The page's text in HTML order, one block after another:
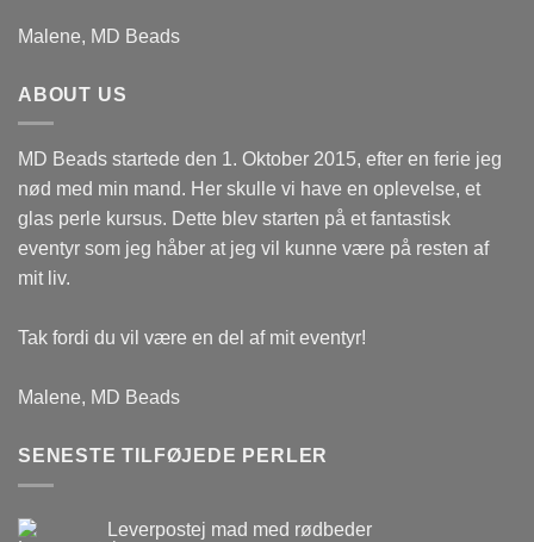
Malene, MD Beads
ABOUT US
MD Beads startede den 1. Oktober 2015, efter en ferie jeg
nød med min mand. Her skulle vi have en oplevelse, et
glas perle kursus. Dette blev starten på et fantastisk
eventyr som jeg håber at jeg vil kunne være på resten af
mit liv.
Tak fordi du vil være en del af mit eventyr!
Malene, MD Beads
SENESTE TILFØJEDE PERLER
Leverpostej mad med rødbeder